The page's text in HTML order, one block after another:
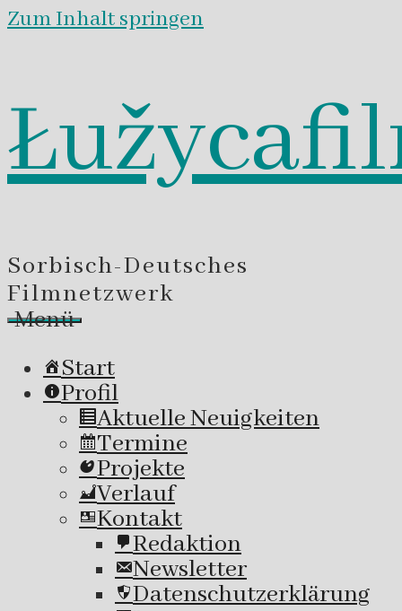
Zum Inhalt springen
Sorbisch-Deutsches
Filmnetzwerk
Menü
Start
Profil
Aktuelle Neuigkeiten
Termine
Projekte
Verlauf
Kontakt
Redaktion
Newsletter
Datenschutzerklärung